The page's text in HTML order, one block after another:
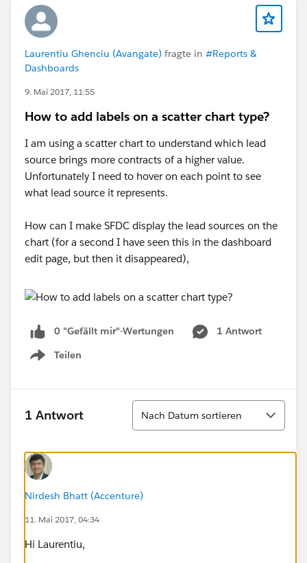
Laurentiu Ghenciu (Avangate) fragte in #Reports &
Dashboards
9. Mai 2017, 11:55
How to add labels on a scatter chart type?
I am using a scatter chart to understand which lead
source brings more contracts of a higher value.
Unfortunately I need to hover on each point to see
what lead source it represents.
How can I make SFDC display the lead sources on the
chart (for a second I have seen this in the dashboard
edit page, but then it disappeared),
0 "Gefällt mir"-Wertungen
1 Antwort
Teilen
Show menu
1 Antwort
Sortieren
Nach Datum sortieren
Nirdesh Bhatt (Accenture)
11. Mai 2017, 04:34
Hi Laurentiu,